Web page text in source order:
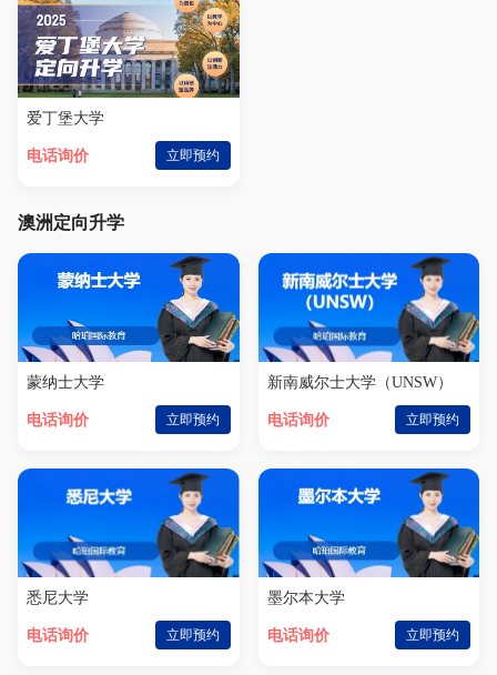
爱丁堡大学
电话询价 立即预约
澳洲定向升学
蒙纳士大学
电话询价 立即预约
新南威尔士大学（UNSW）
电话询价 立即预约
悉尼大学
电话询价 立即预约
墨尔本大学
电话询价 立即预约